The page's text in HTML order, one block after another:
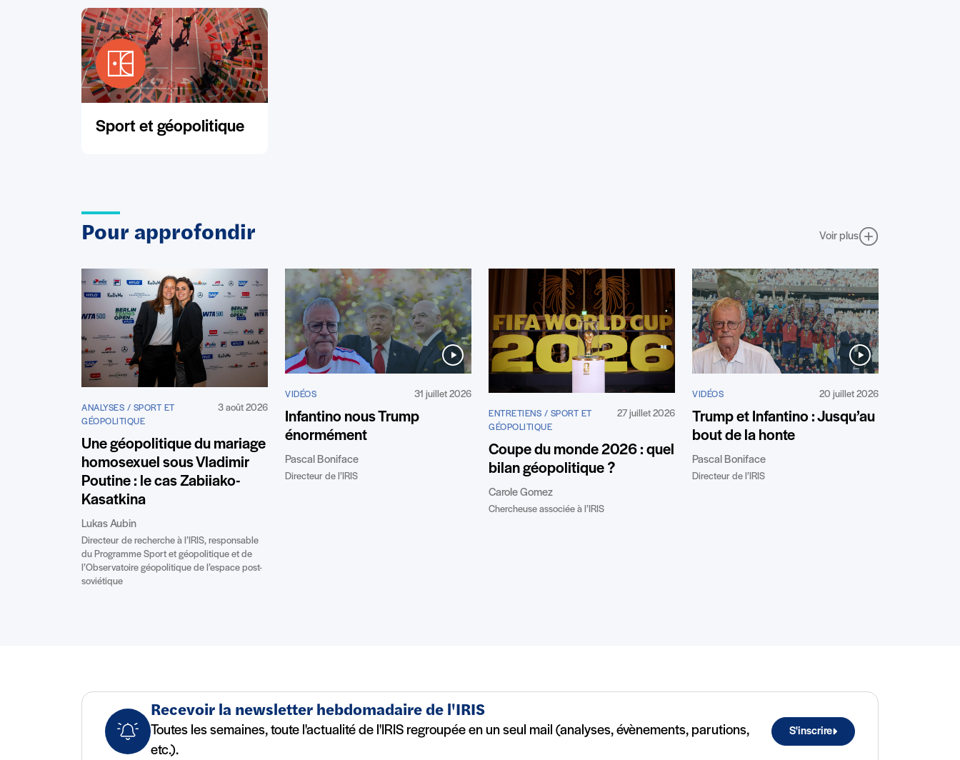
Sport et géopolitique
Pour approfondir Voir plus
ANALYSES / SPORT ET
GÉOPOLITIQUE
3 août 2026
Une géopolitique du mariage
homosexuel sous Vladimir
Poutine : le cas Zabiiako-
Kasatkina
Lukas Aubin
Directeur de recherche à l’IRIS, responsable
du Programme Sport et géopolitique et de
l’Observatoire géopolitique de l’espace post-
soviétique
VIDÉOS 31 juillet 2026
Infantino nous Trump
énormément
Pascal Boniface
Directeur de l’IRIS
ENTRETIENS / SPORT ET
GÉOPOLITIQUE
27 juillet 2026
Coupe du monde 2026 : quel
bilan géopolitique ?
Carole Gomez
Chercheuse associée à l’IRIS
VIDÉOS 20 juillet 2026
Trump et Infantino : Jusqu’au
bout de la honte
Pascal Boniface
Directeur de l’IRIS
Recevoir la newsletter hebdomadaire de l'IRIS
Toutes les semaines, toute l'actualité de l'IRIS regroupée en un seul mail (analyses, évènements, parutions,
etc.).
S'inscrire